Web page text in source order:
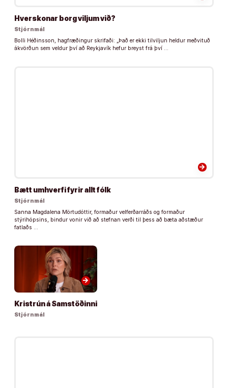
Hvers­konar borg viljum við?
Stjórnmál
Bolli Héðinsson, hagfræðingur skrifaði: „Það er ekki tilviljun heldur meðvituð
ákvörðun sem veldur því að Reykjavík hefur breyst frá því …
arrow_forward
Bætt umhverfi fyrir allt fólk
Stjórnmál
Sanna Magdalena Mörtudóttir, formaður velferðarráðs og formaður
stýrihópsins, bindur vonir við að stefnan verði til þess að bæta aðstæður
fatlaðs …
arrow_forward
Kristrún á Samstöðinni
Stjórnmál